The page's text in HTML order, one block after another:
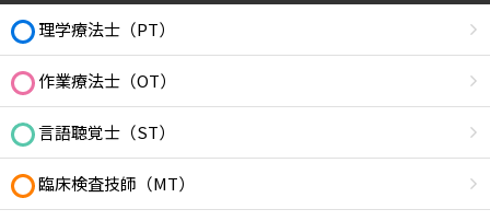
理学療法士（PT）
作業療法士（OT）
言語聴覚士（ST）
臨床検査技師（MT）